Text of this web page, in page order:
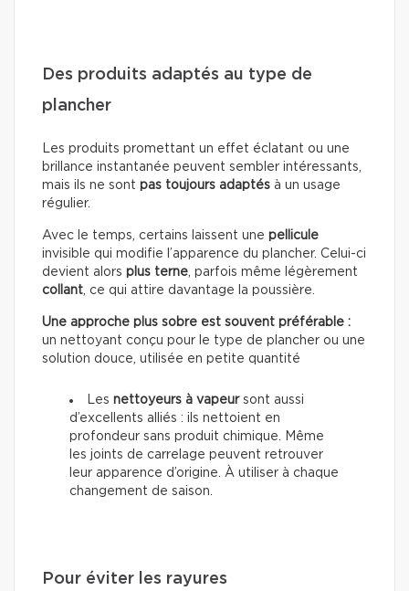
Des produits adaptés au type de
plancher
Les produits promettant un effet éclatant ou une
brillance instantanée peuvent sembler intéressants,
mais ils ne sont pas toujours adaptés à un usage
régulier.
Avec le temps, certains laissent une pellicule
invisible qui modifie l’apparence du plancher. Celui-ci
devient alors plus terne , parfois même légèrement
collant , ce qui attire davantage la poussière.
Une approche plus sobre est souvent préférable :
un nettoyant conçu pour le type de plancher ou une
solution douce, utilisée en petite quantité
Les nettoyeurs à vapeursont aussi
d’excellents alliés : ils nettoient en
profondeur sans produit chimique. Même
les joints de carrelage peuvent retrouver
leur apparence d’origine. À utiliser à chaque
changement de saison.
Pour éviter les rayures